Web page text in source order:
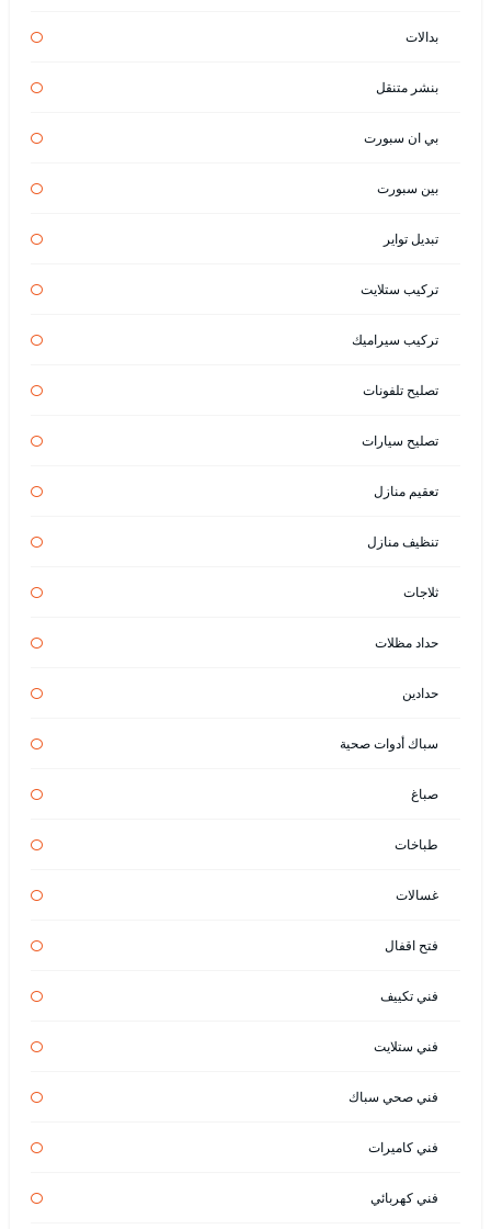
بدالات
بنشر متنقل
بي ان سبورت
بين سبورت
تبديل تواير
تركيب ستلايت
تركيب سيراميك
تصليح تلفونات
تصليح سيارات
تعقيم منازل
تنظيف منازل
ثلاجات
حداد مظلات
حدادين
سباك أدوات صحية
صباغ
طباخات
غسالات
فتح اقفال
فني تكييف
فني ستلايت
فني صحي سباك
فني كاميرات
فني كهربائي